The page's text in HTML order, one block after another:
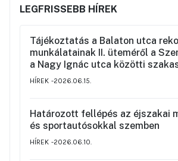
LEGFRISSEBB HÍREK
Tájékoztatás a Balaton utca
munkálatainak II. üteméről a Szemere utca és
a Nagy Ignác utca közötti
valamint a környék ideiglenes
HÍREK 2026.06.15.
Határozott fellépés az éjszakai
és sportautósokkal szemben
HÍREK 2026.06.10.